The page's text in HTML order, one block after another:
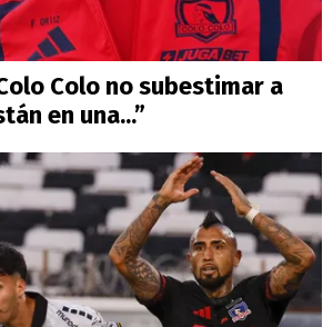
Colo no subestimar a
en una...”